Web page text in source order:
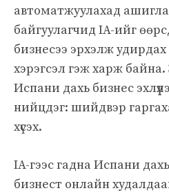
автоматжуулахад
байгуулагчид IA-ийг
бизнесээ эрхэлж
хэрэгсэл гэж харж
Испани дахь бизнес
нийцдэг: шийдвэр
хүсэх.
IA-гээс гадна Испани
бизнест онлайн